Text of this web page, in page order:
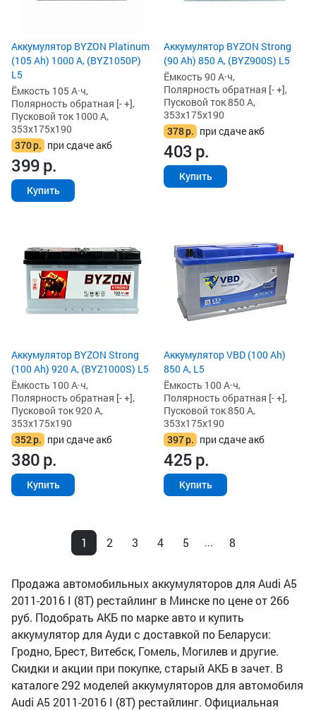
Аккумулятор BYZON Platinum
(105 Ah) 1000 А, (BYZ1050P)
L5
Ёмкость 105 А·ч,
Полярность обратная [- +],
Пусковой ток 1000 А,
353x175x190
370р. при сдаче акб
399р.
Купить
Аккумулятор BYZON Strong
(90 Ah) 850 А, (BYZ900S) L5
Ёмкость 90 А·ч,
Полярность обратная [- +],
Пусковой ток 850 А,
353x175x190
378р. при сдаче акб
403р.
Купить
Аккумулятор BYZON Strong
(100 Ah) 920 А, (BYZ1000S) L5
Ёмкость 100 А·ч,
Полярность обратная [- +],
Пусковой ток 920 А,
353x175x190
352р. при сдаче акб
380р.
Купить
Аккумулятор VBD (100 Ah)
850 А, L5
Ёмкость 100 А·ч,
Полярность обратная [- +],
Пусковой ток 850 А,
353x175x190
397р. при сдаче акб
425р.
Купить
1 2 3 4 5 ... 8
Продажа автомобильных аккумуляторов для Audi A5
2011-2016 I (8T) рестайлинг в Минске по цене от 266
руб. Подобрать АКБ по марке авто и купить
аккумулятор для Ауди с доставкой по Беларуси:
Гродно, Брест, Витебск, Гомель, Могилев и другие.
Скидки и акции при покупке, старый АКБ в зачет. В
каталоге 292 моделей аккумуляторов для автомобиля
Audi A5 2011-2016 I (8T) рестайлинг. Официальная